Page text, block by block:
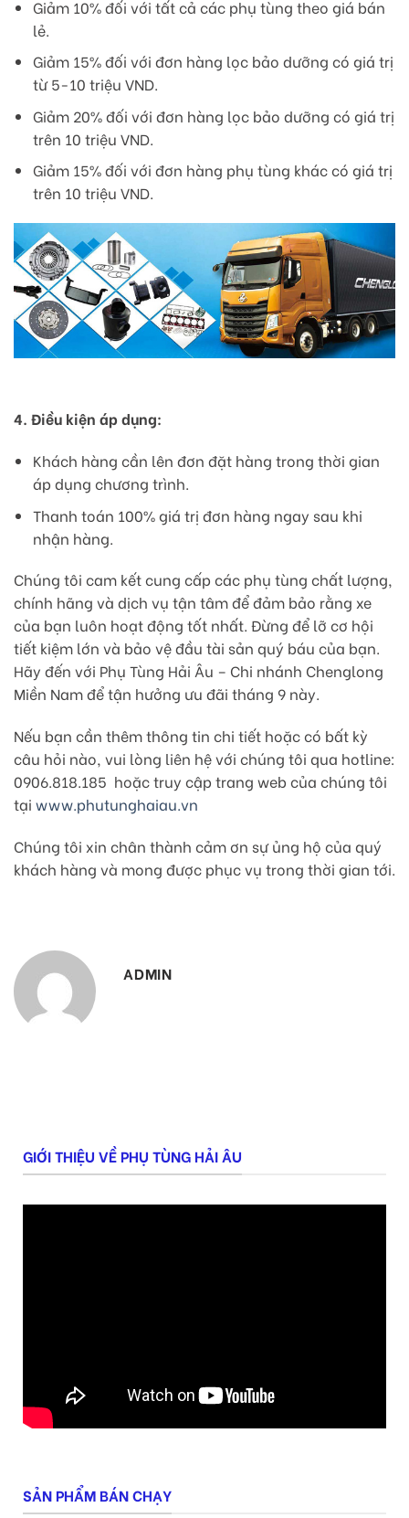
Giảm 10% đối với tất cả các phụ tùng theo giá bán
lẻ.
Giảm 15% đối với đơn hàng lọc bảo dưỡng có giá trị
từ 5-10 triệu VND.
Giảm 20% đối với đơn hàng lọc bảo dưỡng có giá trị
trên 10 triệu VND.
Giảm 15% đối với đơn hàng phụ tùng khác có giá trị
trên 10 triệu VND.
4. Điều kiện áp dụng:
Khách hàng cần lên đơn đặt hàng trong thời gian
áp dụng chương trình.
Thanh toán 100% giá trị đơn hàng ngay sau khi
nhận hàng.
Chúng tôi cam kết cung cấp các phụ tùng chất lượng,
chính hãng và dịch vụ tận tâm để đảm bảo rằng xe
của bạn luôn hoạt động tốt nhất. Đừng để lỡ cơ hội
tiết kiệm lớn và bảo vệ đầu tài sản quý báu của bạn.
Hãy đến với Phụ Tùng Hải Âu – Chi nhánh Chenglong
Miền Nam để tận hưởng ưu đãi tháng 9 này.
Nếu bạn cần thêm thông tin chi tiết hoặc có bất kỳ
câu hỏi nào, vui lòng liên hệ với chúng tôi qua hotline:
0906.818.185 hoặc truy cập trang web của chúng tôi
tại www.phutunghaiau.vn
Chúng tôi xin chân thành cảm ơn sự ủng hộ của quý
khách hàng và mong được phục vụ trong thời gian tới.
ADMIN
GIỚI THIỆU VỀ PHỤ TÙNG HẢI ÂU
SẢN PHẨM BÁN CHẠY